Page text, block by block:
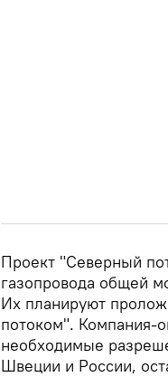
Проект "Северный
газопровода общей
Их планируют
потоком". Компания-
необходимые
Швеции и России,